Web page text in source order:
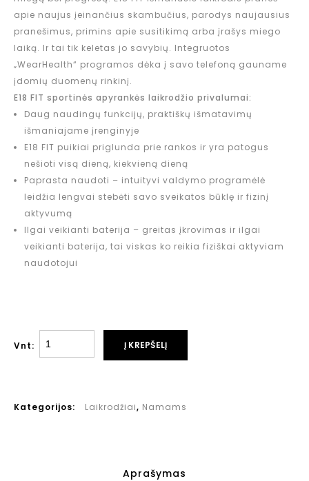
apie naujus įeinančius skambučius, parodys naujausius
pranešimus, primins apie susitikimą arba įrašys miego
laiką. Ir tai tik keletas jo savybių. Integruotos
„WearHealth“ programos dėka į savo telefoną gauname
įdomių duomenų rinkinį.
E18 FIT sportinės apyrankės laikrodžio privalumai:
Daug naudingų funkcijų, praktiškų išmatavimų
išmaniajame įrenginyje
E18 FIT puikiai priglunda prie rankos ir yra patogus
nešioti visą dieną, kiekvieną dieną
Paprasta naudoti – intuityvi valdymo programėlė
leidžia lengvai stebėti savo sveikatos būklę ir fizinį
aktyvumą
Ilgai veikianti baterija – greitas įkrovimas ir ilgai
veikianti baterija, tai viskas ko reikia fiziškai aktyviam
naudotojui
Vnt: Į KREPŠELĮ
Kategorijos: Laikrodžiai, Namams
Aprašymas